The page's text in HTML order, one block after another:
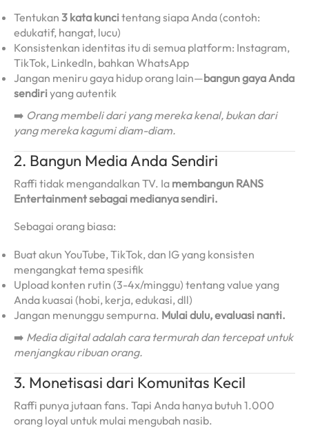
Tentukan 3 kata kuncitentang siapa Anda (contoh:
edukatif, hangat, lucu)
Konsistenkan identitas itu di semua platform: Instagram,
TikTok, LinkedIn, bahkan WhatsApp
Jangan meniru gaya hidup orang lain—bangun gaya Anda
sendiriyang autentik
➡️ Orang membeli dari yang mereka kenal, bukan dari
yang mereka kagumi diam-diam.
2. Bangun Media Anda Sendiri
Raffi tidak mengandalkan TV. Ia membangun RANS
Entertainment sebagai medianya sendiri.
Sebagai orang biasa:
Buat akun YouTube, TikTok, dan IG yang konsisten
mengangkat tema spesifik
Upload konten rutin (3-4x/minggu) tentang value yang
Anda kuasai (hobi, kerja, edukasi, dll)
Jangan menunggu sempurna. Mulai dulu, evaluasi nanti.
➡️ Media digital adalah cara termurah dan tercepat untuk
menjangkau ribuan orang.
3. Monetisasi dari Komunitas Kecil
Raffi punya jutaan fans. Tapi Anda hanya butuh 1.000
orang loyal untuk mulai mengubah nasib.